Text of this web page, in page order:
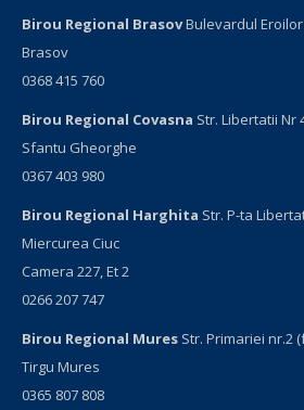
Birou Regional BrasovBulevardul
Brasov
0368 415 760
Birou Regional Covasna Str. Libertatii Nr
Sfantu Gheorghe
0367 403 980
Birou Regional Harghita Str. P-ta
Miercurea Ciuc
Camera 227, Et 2
0266 207 747
Birou Regional Mures Str. Primariei nr.2
Tirgu Mures
0365 807 808